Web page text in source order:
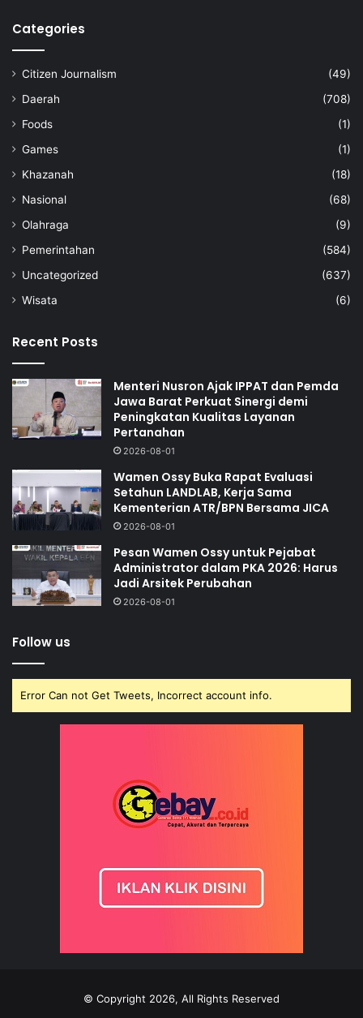
Categories
Citizen Journalism
(49)
Daerah
(708)
Foods
(1)
Games
(1)
Khazanah
(18)
Nasional
(68)
Olahraga
(9)
Pemerintahan
(584)
Uncategorized
(637)
Wisata
(6)
Recent Posts
Menteri Nusron Ajak IPPAT dan Pemda
Jawa Barat Perkuat Sinergi demi
Peningkatan Kualitas Layanan
Pertanahan
2026-08-01
Wamen Ossy Buka Rapat Evaluasi
Setahun LANDLAB, Kerja Sama
Kementerian ATR/BPN Bersama JICA
2026-08-01
Pesan Wamen Ossy untuk Pejabat
Administrator dalam PKA 2026: Harus
Jadi Arsitek Perubahan
2026-08-01
Follow us
Error Can not Get Tweets, Incorrect account info.
© Copyright 2026, All Rights Reserved